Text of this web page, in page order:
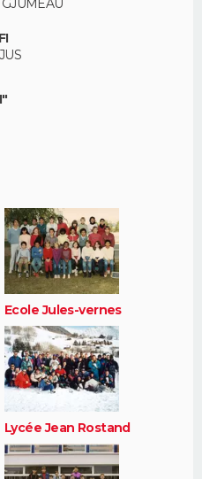
Ecole Jules-vernes
Lycée Jean Rostand